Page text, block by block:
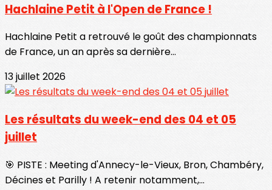
Hachlaine Petit à l'Open de France !
Hachlaine Petit a retrouvé le goût des championnats
de France, un an après sa dernière...
13 juillet 2026
Les résultats du week-end des 04 et 05
juillet
🎯 PISTE : Meeting d'Annecy-le-Vieux, Bron, Chambéry,
Décines et Parilly ! A retenir notamment,...